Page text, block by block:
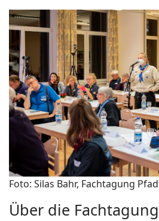
Foto: Silas Bahr, Fachtagung
Über die